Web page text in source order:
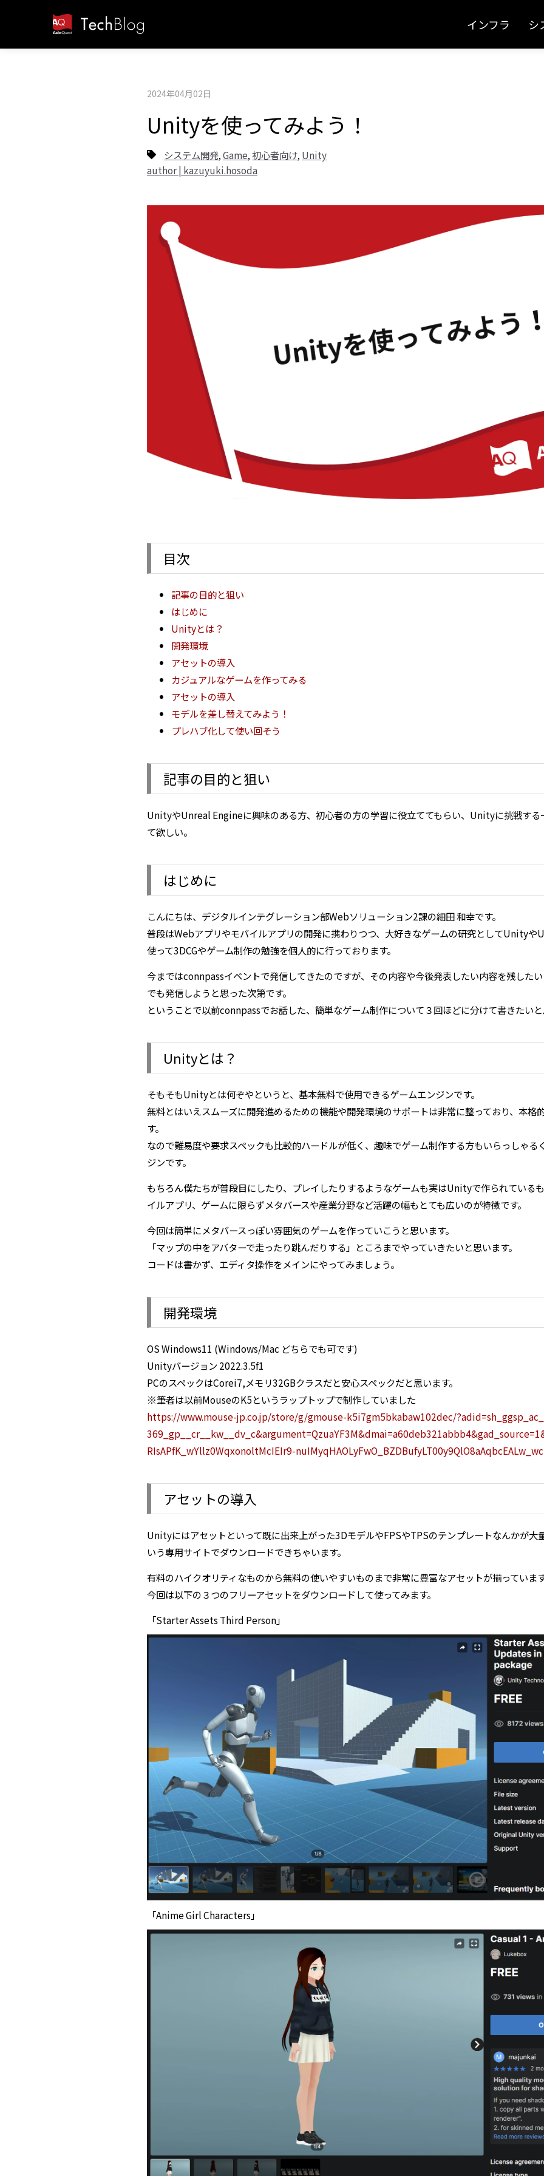
インフラ シ
2024年04月02日
Unityを使ってみよう！
システム開発, Game, 初心者向け, Unity
author | kazuyuki.hosoda
目次
記事の目的と狙い
はじめに
Unityとは？
開発環境
アセットの導入
カジュアルなゲームを作ってみる
アセットの導入
モデルを差し替えてみよう！
プレハブ化して使い回そう
記事の目的と狙い
UnityやUnreal Engineに興味のある方、初心者の方の学習に役立ててもらい、Unityに挑戦する
て欲しい。
はじめに
こんにちは、デジタルインテグレーション部Webソリューション2課の細田 和幸です。
普段はWebアプリやモバイルアプリの開発に携わりつつ、大好きなゲームの研究としてUnity
使って3DCGやゲーム制作の勉強を個人的に行っております。
今まではconnpassイベントで発信してきたのですが、その内容や今後発表したい内容を残した
でも発信しようと思った次第です。
ということで以前connpassでお話した、簡単なゲーム制作について３回ほどに分けて書きたいと
Unityとは？
そもそもUnityとは何ぞやというと、基本無料で使用できるゲームエンジンです。
無料とはいえスムーズに開発進めるための機能や開発環境のサポートは非常に整っており、本格
す。
なので難易度や要求スペックも比較的ハードルが低く、趣味でゲーム制作する方もいらっしゃる
ジンです。
もちろん僕たちが普段目にしたり、プレイしたりするようなゲームも実はUnityで作られている
イルアプリ、ゲームに限らずメタバースや産業分野など活躍の幅もとても広いのが特徴です。
今回は簡単にメタバースっぽい雰囲気のゲームを作っていこうと思います。
「マップの中をアバターで走ったり跳んだりする」ところまでやっていきたいと思います。
コードは書かず、エディタ操作をメインにやってみましょう。
開発環境
OS Windows11 (Windows/Mac どちらでも可です)
Unityバージョン 2022.3.5f1
PCのスペックはCorei7,メモリ32GBクラスだと安心スペックだと思います。
※筆者は以前MouseのK5というラップトップで制作していました
https://www.mouse-jp.co.jp/store/g/gmouse-k5i7gm5bkabaw102dec/
RIsAPfK_wYllz0WqxonoltMcIEIr9-
アセットの導入
Unityにはアセットといって既に出来上がった3DモデルやFPSやTPSのテンプレートなんかが大
いう専用サイトでダウンロードできちゃいます。
有料のハイクオリティなものから無料の使いやすいものまで非常に豊富なアセットが揃っています
今回は以下の３つのフリーアセットをダウンロードして使ってみます。
「Starter Assets Third Person」
「Anime Girl Characters」